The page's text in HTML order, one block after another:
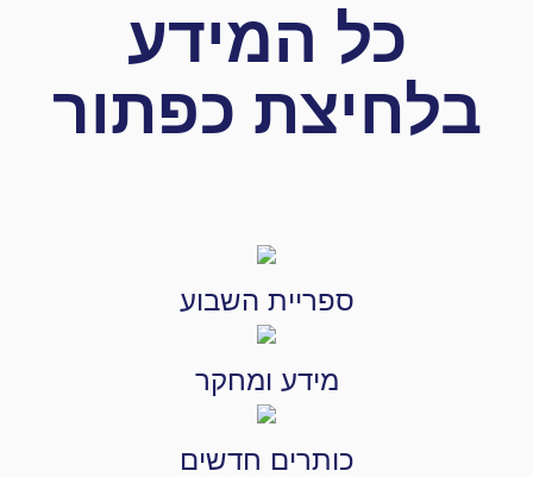
כל המידע
בלחיצת כפתור
ספריית השבוע
מידע ומחקר
כותרים חדשים